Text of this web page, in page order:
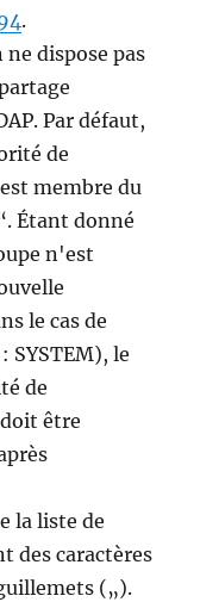
.
dispose pas
Par défaut,
de
membre du
Étant donné
n'est
le cas de
le
de
être
la liste de
des caractères
(„).